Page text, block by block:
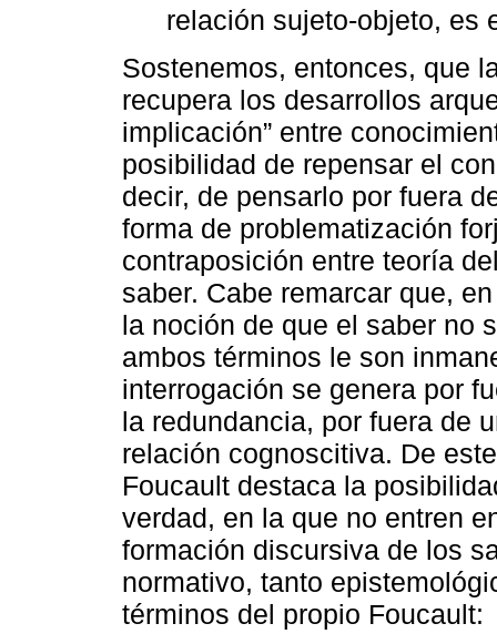
relación sujeto-objeto, es
Sostenemos, entonces, que
recupera los desarrollos
implicación” entre
posibilidad de repensar el
decir, de pensarlo por fuera
forma de problematización
contraposición entre teoría
saber. Cabe remarcar que,
la noción de que el saber no
ambos términos le son
interrogación se genera por
la redundancia, por fuera de
relación cognoscitiva. De
Foucault destaca la
verdad, en la que no entren
formación discursiva de los
normativo, tanto
términos del propio Foucault: